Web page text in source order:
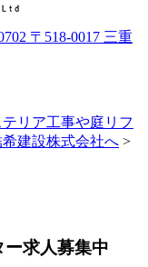
リア工事や庭リフ
建設株式会社へ >
求人募集中